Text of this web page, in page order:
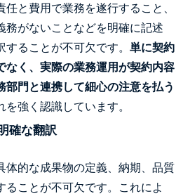
と費用で業務を遂行すること、
務がないことなどを明確に記述
ることが不可欠です。 単に契約
なく、実際の業務運用が契約内容
部門と連携して細心の注意を払う
強く認識しています。
確な翻訳
体的な成果物の定義、納期、品質
ることが不可欠です。これによ